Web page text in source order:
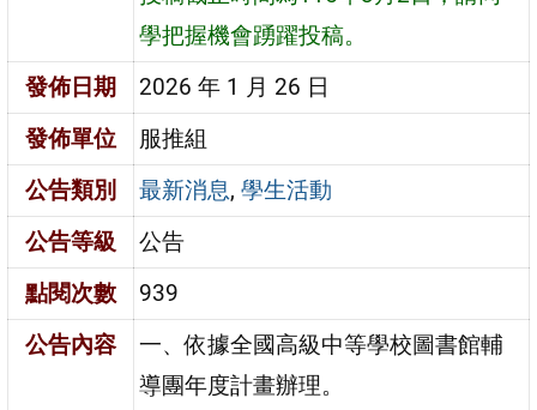
學把握機會踴躍投稿。
發佈日期
2026 年 1 月 26 日
發佈單位
服推組
公告類別
最新消息,學生活動
公告等級
公告
點閱次數
939
公告內容
一、依據全國高級中等學校圖書館輔
導團年度計畫辦理。